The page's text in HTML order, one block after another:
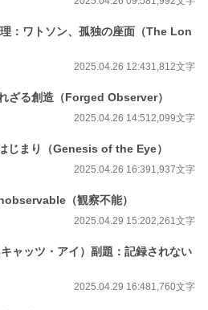
：ワトソン、孤独の座面（The Lon
2025.04.26 12:431,812文字
ざる創造（Forged Observer）
2025.04.26 14:512,099文字
じまり（Genesis of the Eye）
2025.04.26 16:391,937文字
（観察不能）
2025.04.29 15:202,261文字
ャッツ・アイ）副題：記録されない
2025.04.29 16:481,760文字